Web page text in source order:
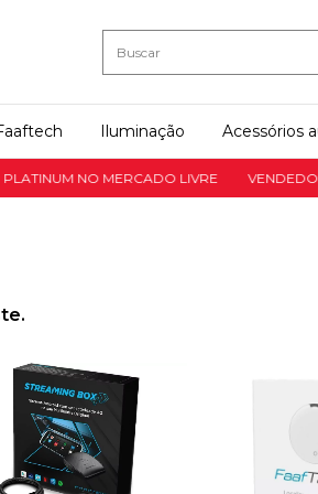
Iluminação Acessórios
NO MERCADO LIVRE VENDEDOR